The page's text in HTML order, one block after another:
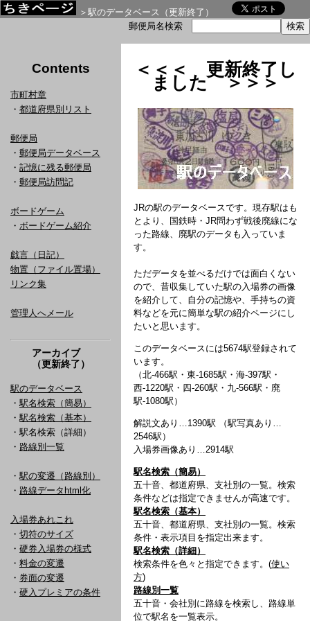
＞駅のデータベース（更新終了）
郵便局名検索
Contents
市町村章
・ 都道府県別リスト
郵便局
・ 郵便局データベース
・ 記憶に残る郵便局
・ 郵便局訪問記
ボードゲーム
・ ボードゲーム紹介
戯言（日記）
物置（ファイル置場）
リンク集
管理人へメール
アーカイブ
（更新終了）
駅のデータベース
・ 駅名検索（簡易）
・ 駅名検索（基本）
・駅名検索（詳細）
・ 路線別一覧
・ 駅の変遷（路線別）
・ 路線データhtml化
入場券あれこれ
・ 切符のサイズ
・ 硬券入場券の様式
・ 料金の変遷
・ 券面の変遷
・ 硬入プレミアの条件
＜＜＜ 更新終了し
ました ＞＞＞
JRの駅のデータベースです。現存駅はも
とより、国鉄時・JR問わず戦後廃線にな
った路線、廃駅のデータも入っていま
す。
ただデータを並べるだけでは面白くない
ので、昔収集していた駅の入場券の画像
を紹介して、自分の記憶や、手持ちの資
料などを元に簡単な駅の紹介ページにし
たいと思います。
このデータベースには5674駅登録されて
います。
（北-466駅・東-1685駅・海-397駅・
西-1220駅・四-260駅・九-566駅・廃
駅-1080駅）
解説文あり…1390駅 （駅写真あり…
2546駅）
入場券画像あり…2914駅
駅名検索（簡易）
五十音、都道府県、支社別の一覧。検索
条件などは指定できませんが高速です。
駅名検索（基本）
五十音、都道府県、支社別の一覧。検索
条件・表示項目を指定出来ます。
駅名検索（詳細）
検索条件を色々と指定できます。(使い
方)
路線別一覧
五十音・会社別に路線を検索し、路線単
位で駅名を一覧表示。